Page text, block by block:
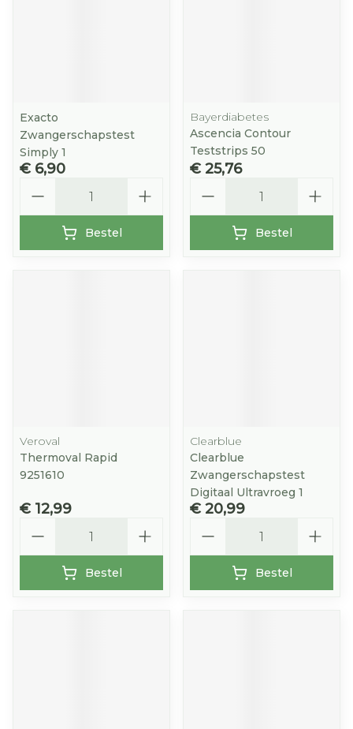
Exacto
Zwangerschapstest
Simply 1
€ 6,90
Bestel
Bayerdiabetes
Ascencia Contour
Teststrips 50
€ 25,76
Bestel
Veroval
Thermoval Rapid
9251610
€ 12,99
Bestel
Clearblue
Clearblue
Zwangerschapstest
Digitaal Ultravroeg 1
€ 20,99
Bestel